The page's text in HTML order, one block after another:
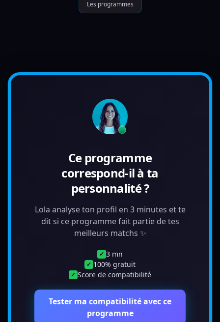
Les programmes
Ce programme
correspond-il à ta
personnalité ?
Lola analyse ton profil en 3 minutes et te
dit si ce programme fait partie de tes
meilleurs matchs ✨
✓ 3 mn
✓ 100% gratuit
✓ Score de compatibilité
Tester ma compatibilité avec ce
programme